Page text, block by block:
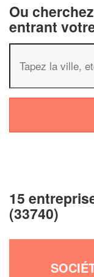
Ou
entrant
15
(33740)